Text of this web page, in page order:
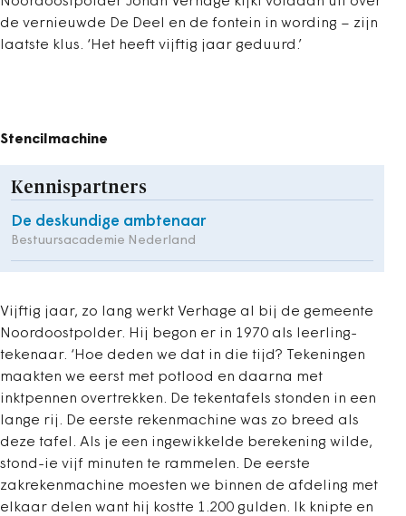
de vernieuwde De Deel en de fontein in wording – zijn
laatste klus. ‘Het heeft vijftig jaar geduurd.’
Stencilmachine
Kennispartners
De deskundige ambtenaar
Bestuursacademie Nederland
Vijftig jaar, zo lang werkt Verhage al bij de gemeente
Noordoostpolder. Hij begon er in 1970 als leerling-
tekenaar. ‘Hoe deden we dat in die tijd? Tekeningen
maakten we eerst met potlood en daarna met
inktpennen overtrekken. De tekentafels stonden in een
lange rij. De eerste rekenmachine was zo breed als
deze tafel. Als je een ingewikkelde berekening wilde,
stond-ie vijf minuten te rammelen. De eerste
zakrekenmachine moesten we binnen de afdeling met
elkaar delen want hij kostte 1.200 gulden. Ik knipte en